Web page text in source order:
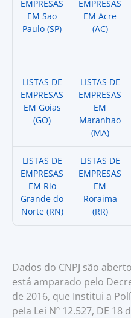
EMPRESAS
EM Sao
Paulo (SP)
EMPRESAS
EM Acre
(AC)
LISTAS DE
EMPRESAS
EM Goias
(GO)
LISTAS DE
EMPRESAS
EM
Maranhao
(MA)
LISTAS DE
EMPRESAS
EM Rio
Grande do
Norte (RN)
LISTAS DE
EMPRESAS
EM
Roraima
(RR)
Dados do CNPJ são
está amparado pelo
de 2016, que Institui a
pela Lei Nº 12.527, DE